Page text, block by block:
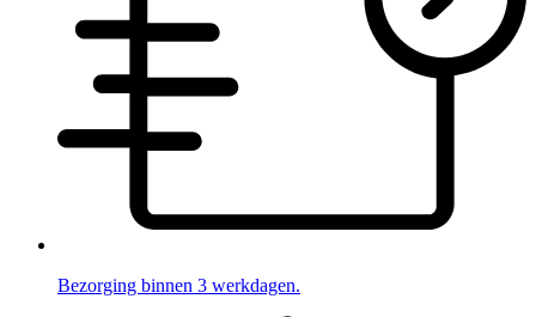
Bezorging binnen 3 werkdagen.